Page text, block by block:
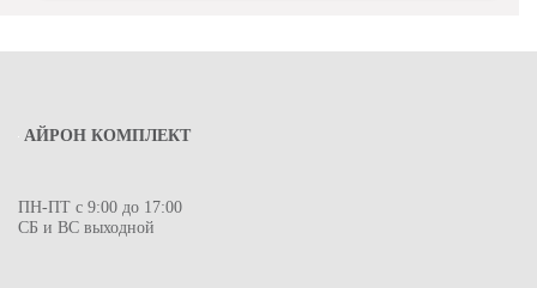
АЙРОН КОМПЛЕКТ
ПН-ПТ с 9:00 до 17:00
СБ и ВС выходной